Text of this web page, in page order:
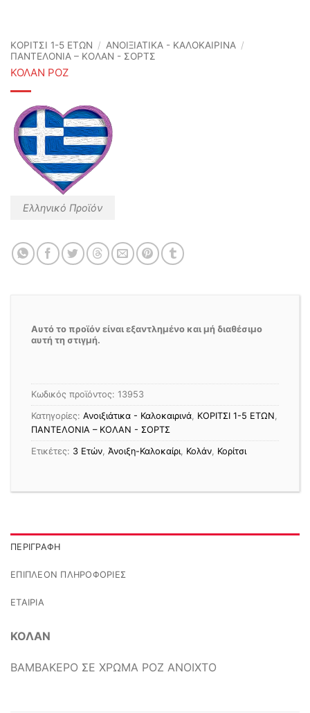
ΚΟΡΙΤΣΙ 1-5 ΕΤΩΝ / ΑΝΟΙΞΙΆΤΙΚΑ - ΚΑΛΟΚΑΙΡΙΝΆ /
ΠΑΝΤΕΛΟΝΙΑ – ΚΟΛΑΝ - ΣΟΡΤΣ
ΚΟΛΑΝ ΡΟΖ
Ελληνικό Προϊόν
Αυτό το προϊόν είναι εξαντλημένο και μή διαθέσιμο
αυτή τη στιγμή.
Κωδικός προϊόντος: 13953
Κατηγορίες: Ανοιξιάτικα - Καλοκαιρινά ΚΟΡΙΤΣΙ 1-5 ΕΤΩΝ
ΠΑΝΤΕΛΟΝΙΑ – ΚΟΛΑΝ - ΣΟΡΤΣ
Ετικέτες: 3 Ετών Άνοιξη-Καλοκαίρι Κολάν Κορίτσι
ΠΕΡΙΓΡΑΦΉ
ΕΠΙΠΛΈΟΝ ΠΛΗΡΟΦΟΡΊΕΣ
ΕΤΑΙΡΊΑ
ΚΟΛΑΝ
ΒΑΜΒΑΚΕΡΟ ΣΕ ΧΡΩΜΑ ΡΟΖ ΑΝΟΙΧΤΟ